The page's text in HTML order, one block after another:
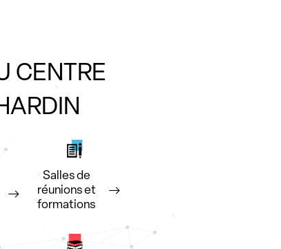
CENTRE
Salles de
réunions et
formations